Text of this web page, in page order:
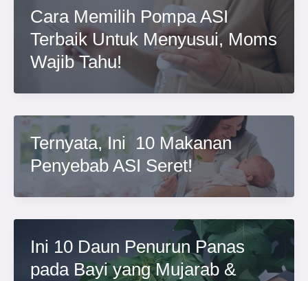
Cara Memilih Pompa ASI
Terbaik Untuk Menyusui, Moms
Wajib Tahu!
Ternyata, Ini 10 Makanan
Penyebab ASI Seret!
Ini 10 Daun Penurun Panas
pada Bayi yang Mujarab &